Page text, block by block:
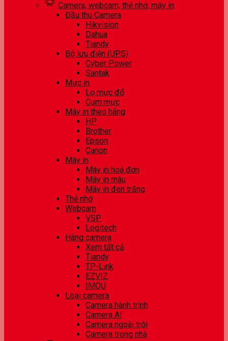
Camera, webcam, thẻ nhớ, máy in
Đầu thu Camera
Hikvision
Dahua
Tiandy
Bộ lưu điện (UPS)
Cyber Power
Santak
Mực in
Lọ mực đổ
Cụm mực
Máy in theo hãng
HP
Brother
Epson
Canon
Máy in
Máy in hoá đơn
Máy in màu
Máy in đen trắng
Thẻ nhớ
Webcam
VSP
Logitech
Hãng camera
Xem tất cả
Tiandy
TP-Link
EZVIZ
IMOU
Loại camera
Camera hành trình
Camera AI
Camera ngoài trời
Camera trong nhà